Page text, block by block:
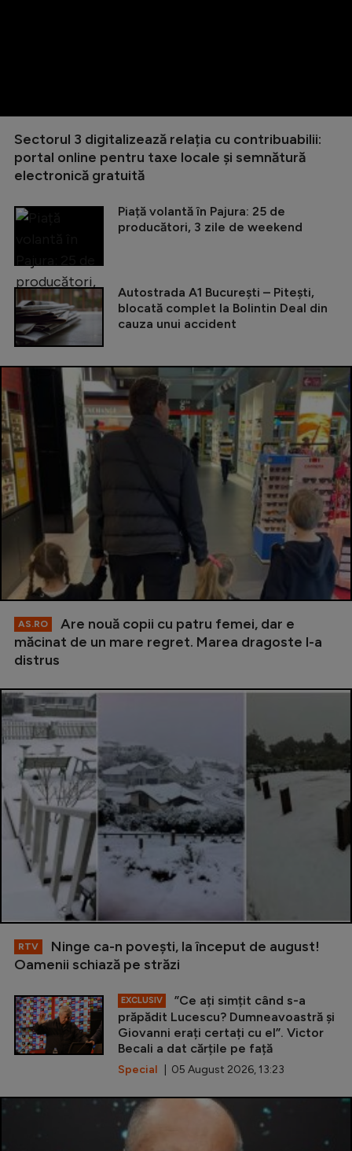
Sectorul 3 digitalizează relația cu contribuabilii:
portal online pentru taxe locale și semnătură
electronică gratuită
Piață volantă în Pajura: 25 de
producători, 3 zile de weekend
Autostrada A1 București – Pitești,
blocată complet la Bolintin Deal din
cauza unui accident
AS.RO
Are nouă copii cu patru femei, dar e
măcinat de un mare regret. Marea dragoste l-a
distrus
RTV
Ninge ca-n povești, la început de august!
Oamenii schiază pe străzi
EXCLUSIV
”Ce ați simțit când s-a
prăpădit Lucescu? Dumneavoastră și
Giovanni erați certați cu el”. Victor
Becali a dat cărțile pe față
Special | 05 August 2026, 13:23